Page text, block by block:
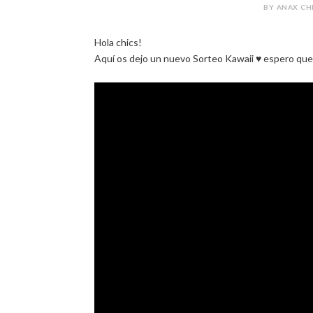
BY ANAX
Hola chics!
Aquí os dejo un nuevo Sorteo Kawaii ♥ espero